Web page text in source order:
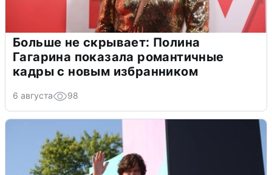
Больше не скрывает: Полина
Гагарина показала романтичные
кадры с новым избранником
6 августа 98